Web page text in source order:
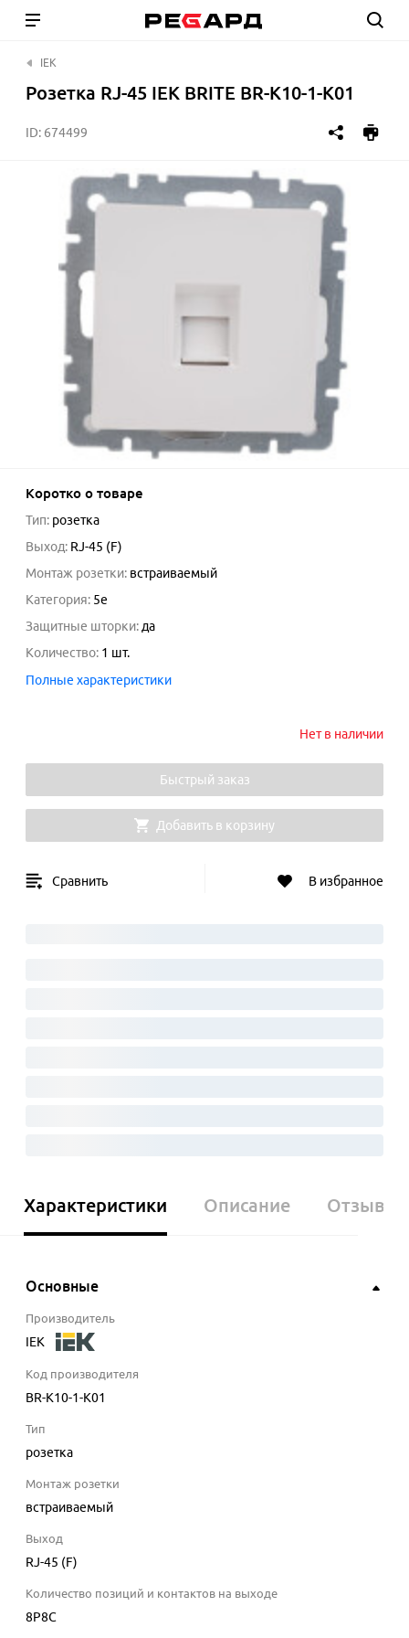
IEK
Розетка RJ-45 IEK BRITE BR-K10-1-K01
ID: 674499
Коротко о товаре
Тип: розетка
Выход: RJ-45 (F)
Монтаж розетки: встраиваемый
Категория: 5e
Защитные шторки: да
Количество: 1 шт.
Полные характеристики
Нет в наличии
Быстрый заказ
Добавить в корзину
Сравнить В избранное
Характеристики Описание Отзывы
Основные
Производитель
IEK
Код производителя
BR-K10-1-K01
Тип
розетка
Монтаж розетки
встраиваемый
Выход
RJ-45 (F)
Количество позиций и контактов на выходе
8P8C